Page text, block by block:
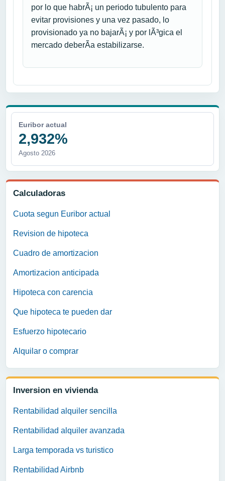
Euribor actual
2,932%
Agosto 2026
Calculadoras
Cuota segun Euribor actual
Revision de hipoteca
Cuadro de amortizacion
Amortizacion anticipada
Hipoteca con carencia
Que hipoteca te pueden dar
Esfuerzo hipotecario
Alquilar o comprar
Inversion en vivienda
Rentabilidad alquiler sencilla
Rentabilidad alquiler avanzada
Larga temporada vs turistico
Rentabilidad Airbnb
por lo que habrÃ¡ un periodo tubulento para
evitar provisiones y una vez pasado, lo
provisionado ya no bajarÃ¡ y por lÃ³gica el
mercado deberÃ­a estabilizarse.